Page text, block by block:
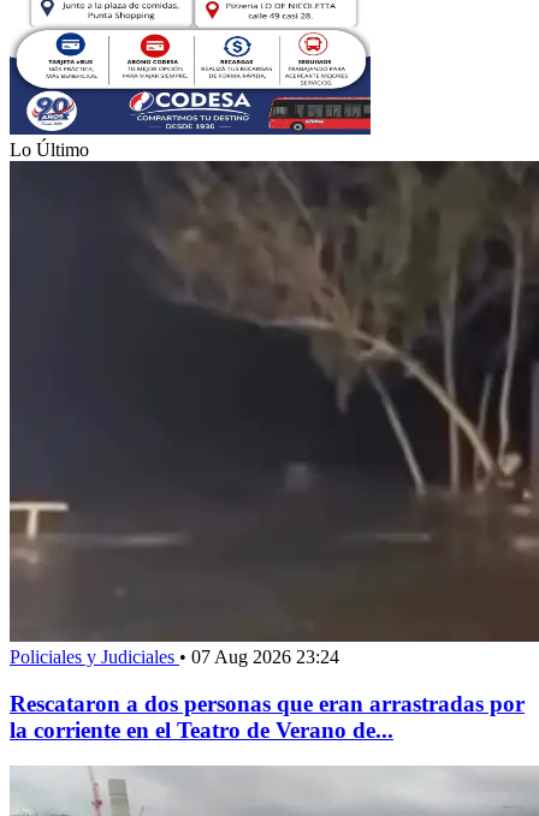
Lo Último
Policiales y Judiciales • 07 Aug 2026 23:24
Rescataron a dos personas que eran arrastradas por
la corriente en el Teatro de Verano de...